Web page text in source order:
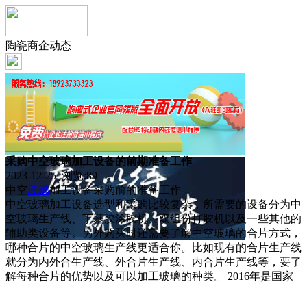
陶瓷商企动态
采购中空玻璃加工设备的前期准备工作
2023-12-25 浏览:89
中空玻璃加工设备采购前的准备工作
中空玻璃加工设备选型和采购比较复杂，所需要的设备分为中
空玻璃生产线、丁基胶涂胶机、双组份打胶机以及一些其他的
辅助类设备等。另外购买时还需要了解中空玻璃的合片方式，
哪种合片的中空玻璃生产线更适合你。比如现有的合片生产线
就分为内外合生产线、外合片生产线、内合片生产线等，要了
解每种合片的优势以及可以加工玻璃的种类。 2016年是国家